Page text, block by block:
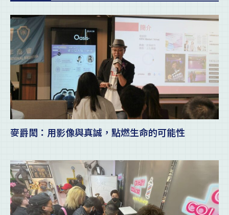
麥爵閎：用影像與真誠，點燃生命的可能性